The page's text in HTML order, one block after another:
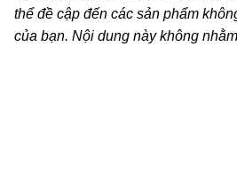
thể đề cập đến các sản phẩm
của bạn. Nội dung này không
lời khuyên hoặc khuyến nghị đầu
sản kỹ thuật số/crypto, bao gồm
rủi ro cao và có thể biến động
xem việc giao dịch hoặc nắm giữ